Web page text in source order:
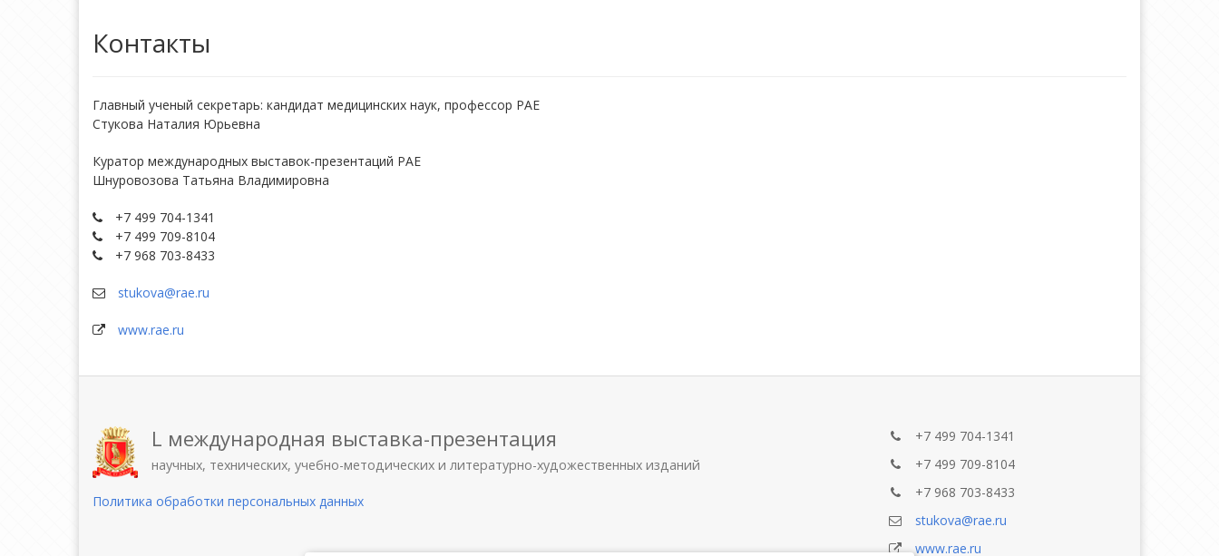
Контакты
Главный ученый секретарь: кандидат медицинских наук, профессор РАЕ
Стукова Наталия Юрьевна
Куратор международных выставок-презентаций РАЕ
Шнуровозова Татьяна Владимировна
+7 499 704-1341
+7 499 709-8104
+7 968 703-8433
stukova@rae.ru
www.rae.ru
L международная выставка-презентация
научных, технических, учебно-методических и литературно-художественных изданий
Политика обработки персональных данных
+7 499 704-1341
+7 499 709-8104
+7 968 703-8433
stukova@rae.ru
www.rae.ru